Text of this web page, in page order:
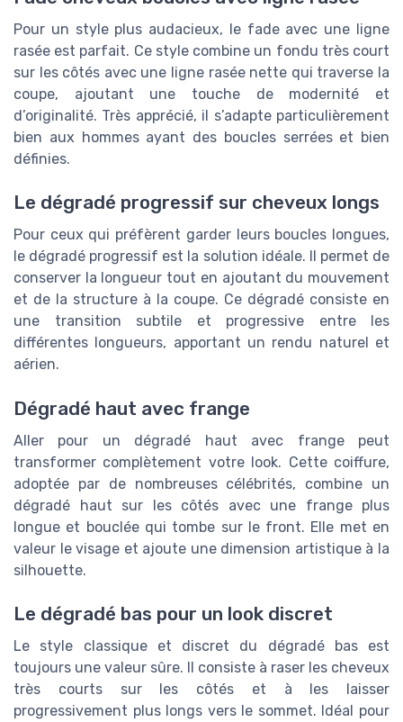
Pour un style plus audacieux, le fade avec une ligne
rasée est parfait. Ce style combine un fondu très court
sur les côtés avec une ligne rasée nette qui traverse la
coupe, ajoutant une touche de modernité et
d’originalité. Très apprécié, il s’adapte particulièrement
bien aux hommes ayant des boucles serrées et bien
définies.
Le dégradé progressif sur cheveux longs
Pour ceux qui préfèrent garder leurs boucles longues,
le dégradé progressif est la solution idéale. Il permet de
conserver la longueur tout en ajoutant du mouvement
et de la structure à la coupe. Ce dégradé consiste en
une transition subtile et progressive entre les
différentes longueurs, apportant un rendu naturel et
aérien.
Dégradé haut avec frange
Aller pour un dégradé haut avec frange peut
transformer complètement votre look. Cette coiffure,
adoptée par de nombreuses célébrités, combine un
dégradé haut sur les côtés avec une frange plus
longue et bouclée qui tombe sur le front. Elle met en
valeur le visage et ajoute une dimension artistique à la
silhouette.
Le dégradé bas pour un look discret
Le style classique et discret du dégradé bas est
toujours une valeur sûre. Il consiste à raser les cheveux
très courts sur les côtés et à les laisser
progressivement plus longs vers le sommet. Idéal pour